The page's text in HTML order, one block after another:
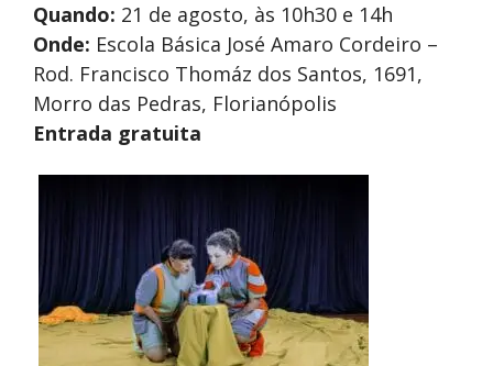
Quando: 21 de agosto, às 10h30 e 14h
Onde: Escola Básica José Amaro Cordeiro –
Rod. Francisco Thomáz dos Santos, 1691,
Morro das Pedras, Florianópolis
Entrada gratuita